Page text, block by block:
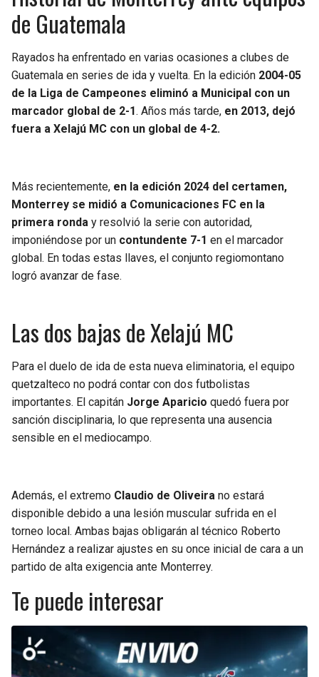
de Guatemala
Rayados ha enfrentado en varias ocasiones a clubes de
Guatemala en series de ida y vuelta. En la edición 2004-05
de la Liga de Campeones eliminó a Municipal con un
marcador global de 2-1. Años más tarde, en 2013, dejó
fuera a Xelajú MC con un global de 4-2.
Más recientemente, en la edición 2024 del certamen,
Monterrey se midió a Comunicaciones FC en la
primera ronda y resolvió la serie con autoridad,
imponiéndose por un contundente 7-1 en el marcador
global. En todas estas llaves, el conjunto regiomontano
logró avanzar de fase.
Las dos bajas de Xelajú MC
Para el duelo de ida de esta nueva eliminatoria, el equipo
quetzalteco no podrá contar con dos futbolistas
importantes. El capitán Jorge Aparicio quedó fuera por
sanción disciplinaria, lo que representa una ausencia
sensible en el mediocampo.
Además, el extremo Claudio de Oliveira no estará
disponible debido a una lesión muscular sufrida en el
torneo local. Ambas bajas obligarán al técnico Roberto
Hernández a realizar ajustes en su once inicial de cara a un
partido de alta exigencia ante Monterrey.
Te puede interesar